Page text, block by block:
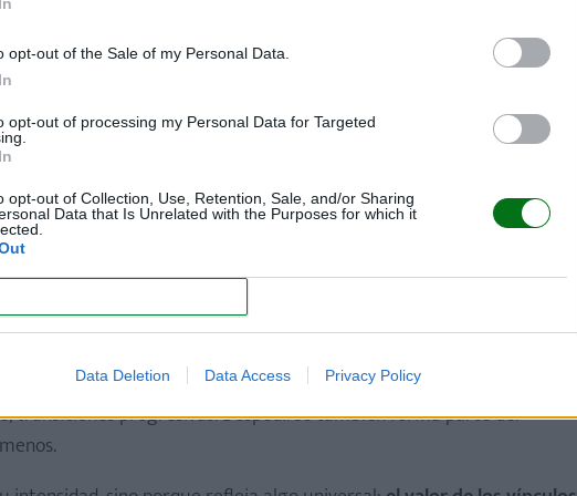
opt-out of the Sale of my Personal Data.
opt-out of processing my Personal Data for Targeted
opt-out of Collection, Use, Retention, Sale, and/or Sharing
Data that Is Unrelated with the Purposes for which it
Data Deletion Data Access Privacy Policy
en el tiempo.
a partir de quienes están ahí cada día: quienes los consuelan, los
figuras como una niñera o cuidadora pueden ocupar un lugar
los niños no lo interpretan como un cambio práctico, sino como
para comprender por qué alguien importante se va ni si
que muestra el video: llanto inconsolable, necesidad de contacto
estas situaciones deben acompañarse con sensibilidad
transiciones progresivas. Despedirse también forma parte del